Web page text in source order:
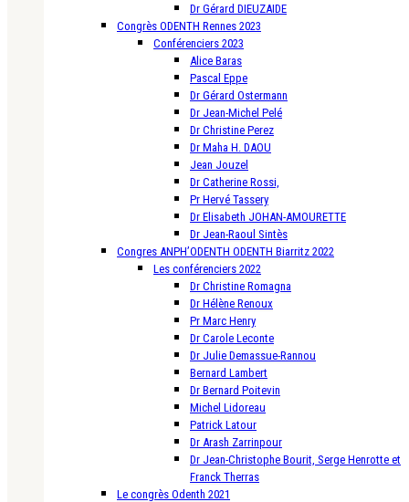
Dr Gérard DIEUZAIDE
Congrès ODENTH Rennes 2023
Conférenciers 2023
Alice Baras
Pascal Eppe
Dr Gérard Ostermann
Dr Jean-Michel Pelé
Dr Christine Perez
Dr Maha H. DAOU
Jean Jouzel
Dr Catherine Rossi,
Pr Hervé Tassery
Dr Elisabeth JOHAN-AMOURETTE
Dr Jean-Raoul Sintès
Congres ANPH’ODENTH ODENTH Biarritz 2022
Les conférenciers 2022
Dr Christine Romagna
Dr Hélène Renoux
Pr Marc Henry
Dr Carole Leconte
Dr Julie Demassue-Rannou
Bernard Lambert
Dr Bernard Poitevin
Michel Lidoreau
Patrick Latour
Dr Arash Zarrinpour
Dr Jean-Christophe Bourit, Serge Henrotte et
Franck Therras
Le congrès Odenth 2021